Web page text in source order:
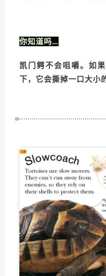
你知道吗…
凯门鳄不会咀嚼。如
下，它会撕掉一口大小